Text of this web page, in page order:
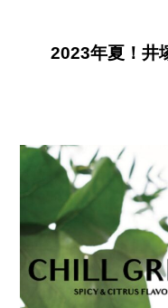
2023年夏！井